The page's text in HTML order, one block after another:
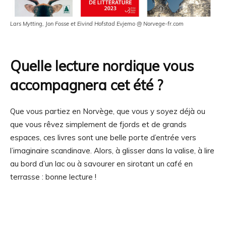
Lars Mytting, Jon Fosse et Eivind Hofstad Evjemo @ Norvege-fr.com
Quelle lecture nordique vous
accompagnera cet été ?
Que vous partiez en Norvège, que vous y soyez déjà ou
que vous rêvez simplement de fjords et de grands
espaces, ces livres sont une belle porte d’entrée vers
l’imaginaire scandinave. Alors, à glisser dans la valise, à lire
au bord d’un lac ou à savourer en sirotant un café en
terrasse : bonne lecture !